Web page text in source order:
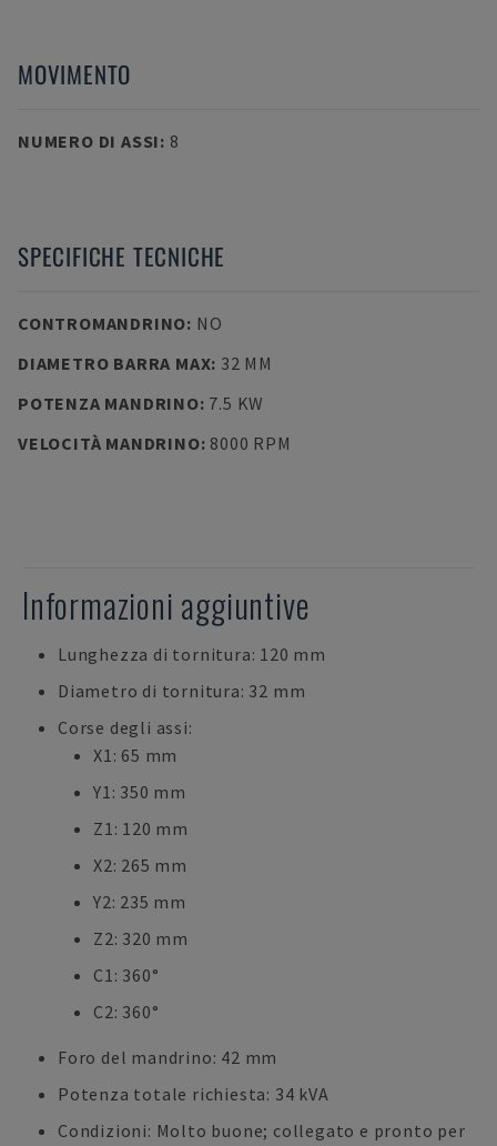
MOVIMENTO
NUMERO DI ASSI: 8
SPECIFICHE TECNICHE
CONTROMANDRINO: NO
DIAMETRO BARRA MAX: 32 MM
POTENZA MANDRINO: 7.5 KW
VELOCITÀ MANDRINO: 8000 RPM
Informazioni aggiuntive
Lunghezza di tornitura: 120 mm
Diametro di tornitura: 32 mm
Corse degli assi:
X1: 65 mm
Y1: 350 mm
Z1: 120 mm
X2: 265 mm
Y2: 235 mm
Z2: 320 mm
C1: 360°
C2: 360°
Foro del mandrino: 42 mm
Potenza totale richiesta: 34 kVA
Condizioni: Molto buone; collegato e pronto per